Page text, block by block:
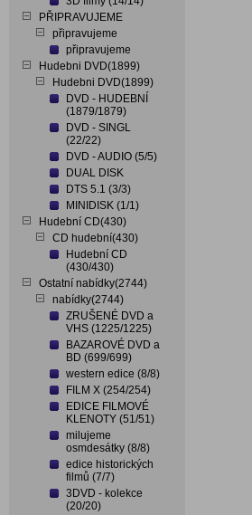
PŘIPRAVUJEME
připravujeme
připravujeme
Hudebni DVD(1899)
Hudebni DVD(1899)
DVD - HUDEBNÍ
(1879/1879)
DVD - SINGL
(22/22)
DVD - AUDIO (5/5)
DUAL DISK
DTS 5.1 (3/3)
MINIDISK (1/1)
Hudební CD(430)
CD hudební(430)
Hudební CD
(430/430)
Ostatní nabídky(2744)
nabídky(2744)
ZRUŠENÉ DVD a
VHS (1225/1225)
BAZAROVÉ DVD a
BD (699/699)
western edice (8/8)
FILM X (254/254)
EDICE FILMOVÉ
KLENOTY (51/51)
milujeme
osmdesátky (8/8)
edice historických
filmů (7/7)
3DVD - kolekce
(20/20)